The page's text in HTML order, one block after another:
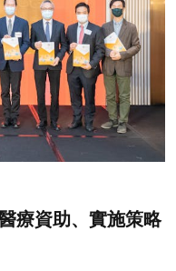
療資助、實施策略